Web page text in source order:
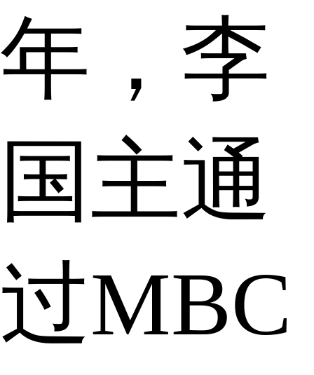
年，李
国主通
过MBC